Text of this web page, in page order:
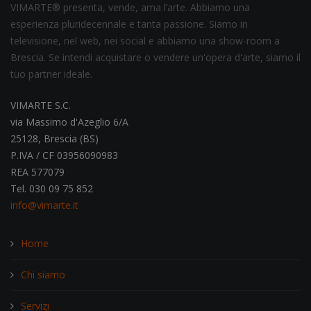
VIMARTE® presenta, vende, ama l’arte. Abbiamo una
esperienza pluridecennale e tanta passione. Siamo in
televisione, nel web, nei social e abbiamo una show-room a
Brescia. Se intendi acquistare o vendere un'opera d'arte, siamo il
tuo partner ideale.
VIMARTE S.C.
via Massimo d'Azeglio 6/A
25128, Brescia (BS)
P.IVA / CF 03956090983
REA 577079
Tel. 030 09 75 852
info@vimarte.it
Home
Chi siamo
Servizi